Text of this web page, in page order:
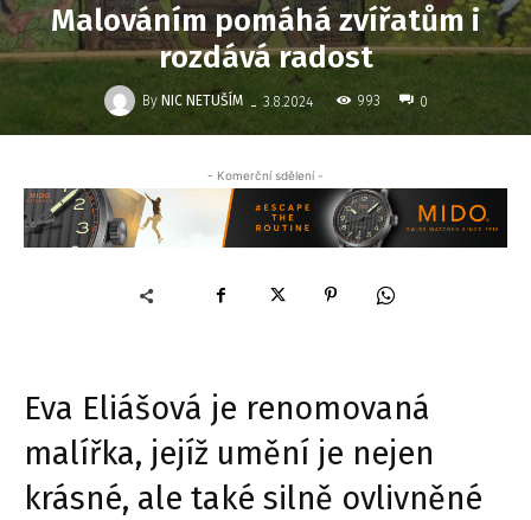
Malováním pomáhá zvířatům i
rozdává radost
By NIC NETUŠÍM - 3.8.2024 993 0
- Komerční sdělení -
Eva Eliášová je renomovaná
malířka, jejíž umění je nejen
krásné, ale také silně ovlivněné